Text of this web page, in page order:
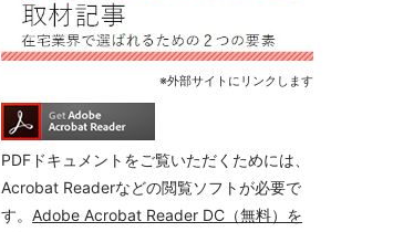
※外部サイトにリンクします
PDFドキュメントをご覧いただくためには、
Acrobat Readerなどの閲覧ソフトが必要で
す。 Adobe Acrobat Reader DC（無料）を